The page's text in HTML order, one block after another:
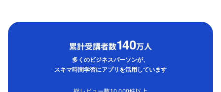
累計受講者数140万人
多くのビジネスパーソンが、
スキマ時間学習にアプリを活用しています